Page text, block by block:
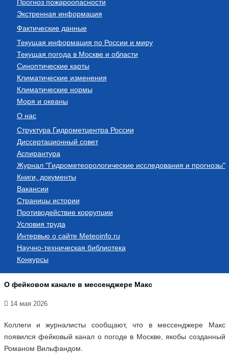
Прогноз пожароопасности
Экстренная информация
Фактические данные
Текущая информация по России и миру
Текущая погода в Москве и области
Синоптические карты
Климатические изменения
Климатические нормы
Моря и океаны
О нас
Структура Гидрометцентра России
Диссертационный совет
Аспирантура
Журнал "Гидрометеорологические исследования и прогнозы"
Книги, документы
Вакансии
Страницы истории
Противодействие коррупции
Условия труда
Интервью о сайте Meteoinfo.ru
Научно-техническая библиотека
Конкурсы
О фейковом канале в мессенджере Макс
14 мая 2026
Коллеги и журналисты сообщают, что в мессенджере Макс
появился фейковый канал о погоде в Москве, якобы созданный
Романом Вильфандом.